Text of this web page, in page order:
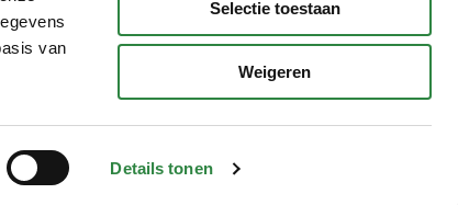
van
Details tonen
Selectie toestaan
Weigeren